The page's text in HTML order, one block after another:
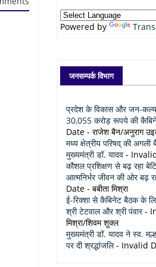
Powered by
जनसम्पर्क विभाग
प्रदेश के विकास और जन-
30,055 करोड़ रूपये की
Date - राजेश बैन/अनुराग
मध्य क्षेत्रीय परिषद् की
मुख्यमंत्री डॉ. यादव -
कौशल प्रशिक्षण से बढ़ रहा
आत्मनिर्भर जीवन की ओर बढ़
Date - बबीता मिश्रा
ई-रिक्शा से कैबिनेट बैठक के
श्री टेटवाल और श्री पंवार-
मिश्रा/शिवम शुक्ल
मुख्यमंत्री डॉ. यादव ने स्व.
पर दी श्रद्धांजलि- Invalid